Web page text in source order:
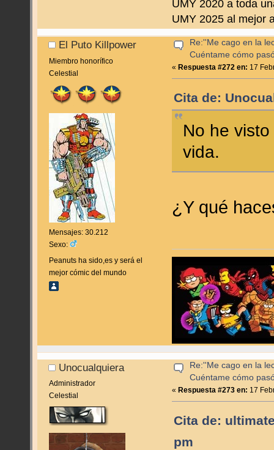
UMY 2020 a toda
UMY 2025 al mejor
El Puto Killpower
Miembro honorífico
Celestial
Mensajes: 30.212
Sexo:
Peanuts ha sido,es y será el
mejor cómic del mundo
Re:''Me cago en la
Cuéntame cómo
« Respuesta #272 en: 17
Cita de:
No he
vida.
¿Y qué
Unocualquiera
Administrador
Celestial
Re:''Me cago en la
Cuéntame cómo
«Respuesta #273 en: 17
Cita de:
pm